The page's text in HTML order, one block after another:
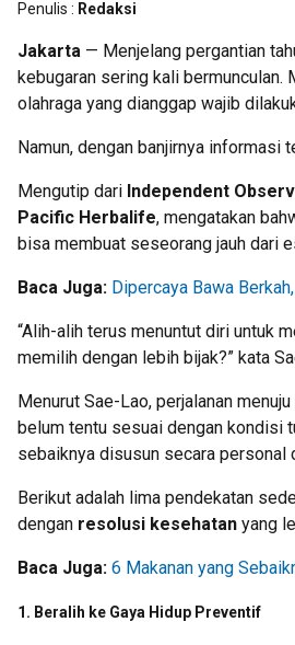
Penulis : Redaksi
Jakarta — Menjelang pergantian
kebugaran sering kali bermunculan.
olahraga yang dianggap wajib
Namun, dengan banjirnya informasi
Mengutip dari Independent
Pacific Herbalife, mengatakan
bisa membuat seseorang jauh dari
Baca Juga: Dipercaya Bawa
“Alih-alih terus menuntut diri untuk
memilih dengan lebih bijak?” kata
Menurut Sae-Lao, perjalanan
belum tentu sesuai dengan kondisi
sebaiknya disusun secara personal
Berikut adalah lima pendekatan
dengan resolusi kesehatan yang
Baca Juga: 6 Makanan yang
1. Beralih ke Gaya Hidup Preventif